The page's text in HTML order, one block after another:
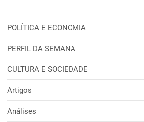
POLÍTICA E ECONOMIA
PERFIL DA SEMANA
CULTURA E SOCIEDADE
Artigos
Análises